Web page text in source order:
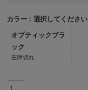
カラー 選択してください
オプティックブラ
ック
在庫切れ